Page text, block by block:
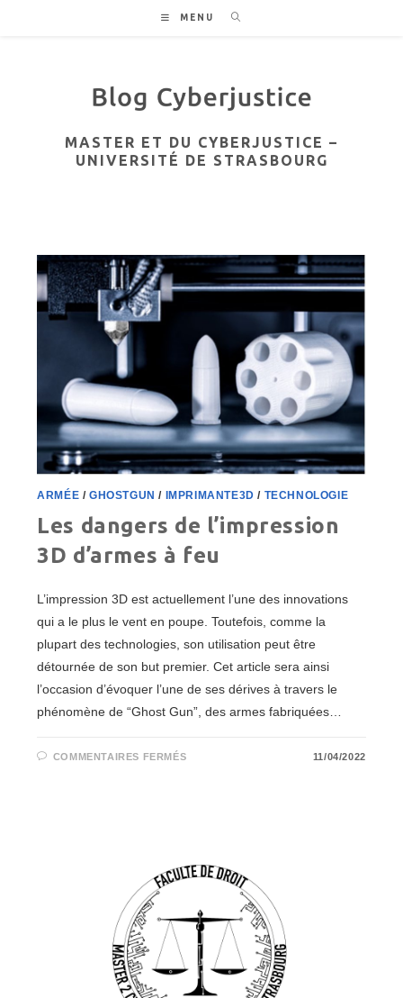
MENU
MASTER ET DU CYBERJUSTICE –
UNIVERSITÉ DE STRASBOURG
ARMÉE /GHOSTGUN / IMPRIMANTE3D / TECHNOLOGIE
Les dangers de l’impression
3D d’armes à feu
L’impression 3D est actuellement l’une des innovations
qui a le plus le vent en poupe. Toutefois, comme la
plupart des technologies, son utilisation peut être
détournée de son but premier. Cet article sera ainsi
l’occasion d’évoquer l’une de ses dérives à travers le
phénomène de “Ghost Gun”, des armes fabriquées…
COMMENTAIRES FERMÉSSUR
11/04/2022